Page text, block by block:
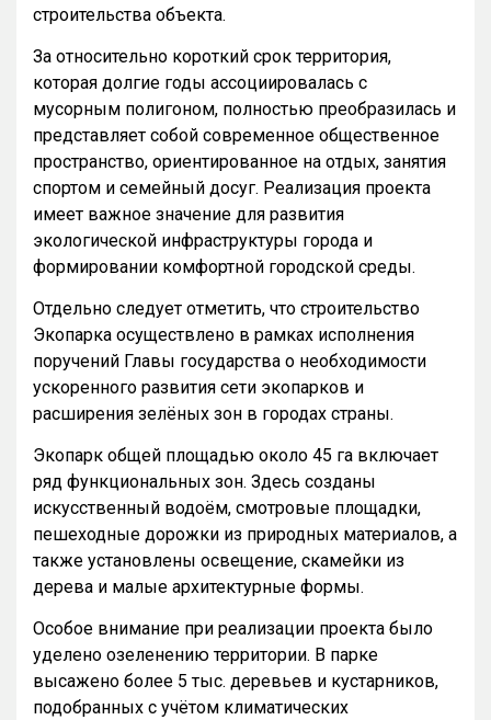
строительства объекта.
За относительно короткий срок территория,
которая долгие годы ассоциировалась с
мусорным полигоном, полностью преобразилась и
представляет собой современное общественное
пространство, ориентированное на отдых, занятия
спортом и семейный досуг. Реализация проекта
имеет важное значение для развития
экологической инфраструктуры города и
формировании комфортной городской среды.
Отдельно следует отметить, что строительство
Экопарка осуществлено в рамках исполнения
поручений Главы государства о необходимости
ускоренного развития сети экопарков и
расширения зелёных зон в городах страны.
Экопарк общей площадью около 45 га включает
ряд функциональных зон. Здесь созданы
искусственный водоём, смотровые площадки,
пешеходные дорожки из природных материалов, а
также установлены освещение, скамейки из
дерева и малые архитектурные формы.
Особое внимание при реализации проекта было
уделено озеленению территории. В парке
высажено более 5 тыс. деревьев и кустарников,
подобранных с учётом климатических